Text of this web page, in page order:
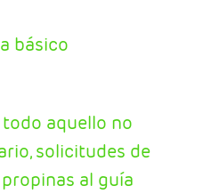
básico
aquello no
solicitudes de
al guía